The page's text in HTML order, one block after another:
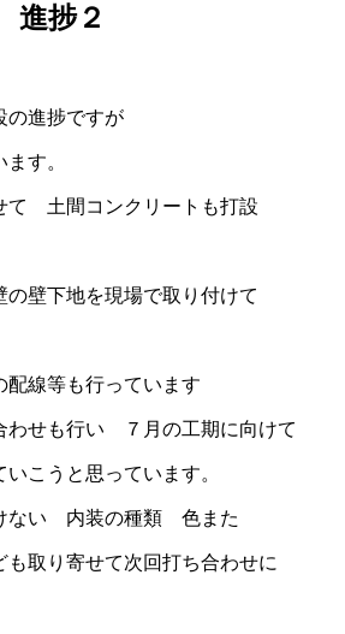
進捗２
の進捗ですが
す。
て 土間コンクリートも打設
壁下地を現場で取り付けて
線等も行っています
わせも行い ７月の工期に向けて
こうと思っています。
ない 内装の種類 色また
も取り寄せて次回打ち合わせに